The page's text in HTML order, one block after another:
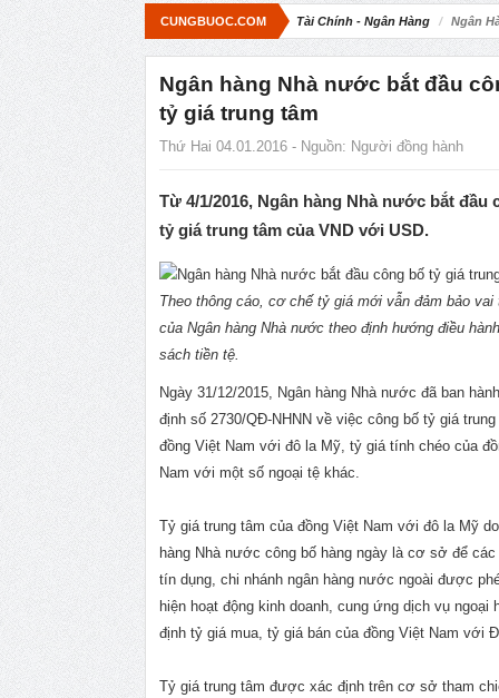
CUNGBUOC.COM Tài Chính - Ngân Hàng Ngân
Ngân hàng Nhà nước bắt đầu
tỷ giá trung tâm
Thứ Hai 04.01.2016 - Nguồn: Người đồng hành
Từ 4/1/2016, Ngân hàng Nhà nước bắt đầu
tỷ giá trung tâm của VND với USD.
Theo thông cáo, cơ chế tỷ giá mới vẫn đảm bảo vai
của Ngân hàng Nhà nước theo định hướng điều
sách tiền tệ.
Ngày 31/12/2015, Ngân hàng Nhà nước đã ban
định số 2730/QĐ-NHNN về việc công bố tỷ giá
đồng Việt Nam với đô la Mỹ, tỷ giá tính chéo của
Nam với một số ngoại tệ khác.
Tỷ giá trung tâm của đồng Việt Nam với đô la Mỹ
hàng Nhà nước công bố hàng ngày là cơ sở để
tín dụng, chi nhánh ngân hàng nước ngoài được
hiện hoạt động kinh doanh, cung ứng dịch vụ ngoại
định tỷ giá mua, tỷ giá bán của đồng Việt Nam với
Tỷ giá trung tâm được xác định trên cơ sở tham